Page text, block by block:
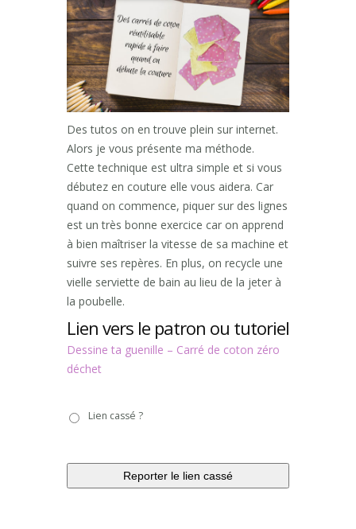
Des tutos on en trouve plein sur internet.
Alors je vous présente ma méthode.
Cette technique est ultra simple et si vous
débutez en couture elle vous aidera. Car
quand on commence, piquer sur des lignes
est un très bonne exercice car on apprend
à bien maîtriser la vitesse de sa machine et
suivre ses repères. En plus, on recycle une
vielle serviette de bain au lieu de la jeter à
la poubelle.
Lien vers le patron ou tutoriel
Dessine ta guenille – Carré de coton zéro
déchet
casséLien cassé ?